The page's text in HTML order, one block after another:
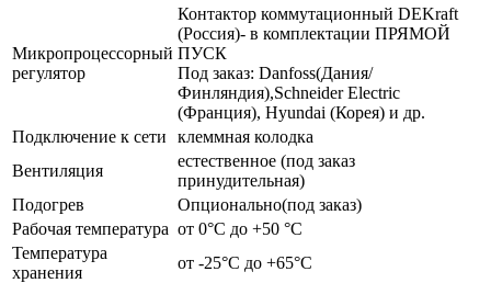
Микропроцессорный
регулятор
Контактор коммутационный DEKraft
(Россия)- в комплектации ПРЯМОЙ
ПУСК
Под заказ: Danfoss(Дания/
Финляндия),Schneider Electric
(Франция), Hyundai (Корея) и др.
Подключение к сети
клеммная колодка
Вентиляция
естественное (под заказ
принудительная)
Подогрев
Опционально(под заказ)
Рабочая температура от 0°C до +50 °C
Температура
хранения
от -25°C до +65°C